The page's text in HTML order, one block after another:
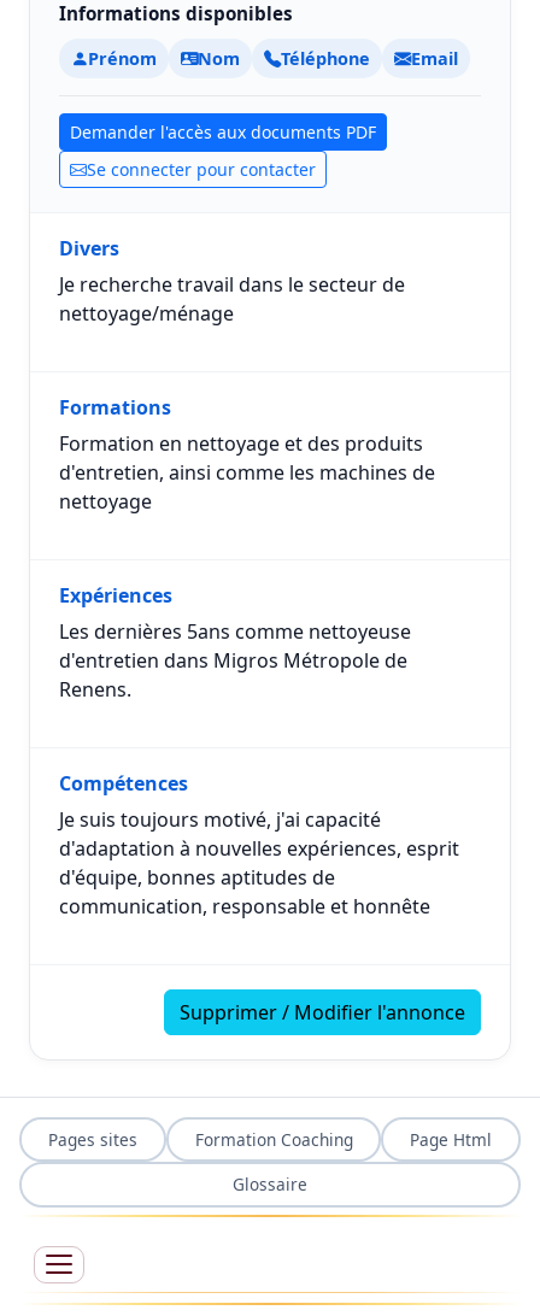
Informations disponibles
Prénom Nom Téléphone Email
Demander l'accès aux documents PDF
Se connecter pour contacter
Divers
Je recherche travail dans le secteur de
nettoyage/ménage
Formations
Formation en nettoyage et des produits
d'entretien, ainsi comme les machines de
nettoyage
Expériences
Les dernières 5ans comme nettoyeuse
d'entretien dans Migros Métropole de
Renens.
Compétences
Je suis toujours motivé, j'ai capacité
d'adaptation à nouvelles expériences, esprit
d'équipe, bonnes aptitudes de
communication, responsable et honnête
Supprimer / Modifier l'annonce
Pages sites Formation Coaching
Page Html
Glossaire